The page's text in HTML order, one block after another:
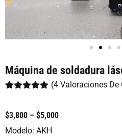
Máquina de soldadura
5 en base
a
valoraciones
(4 Valoraciones De
$3,800 – $5,000
Modelo: AKH